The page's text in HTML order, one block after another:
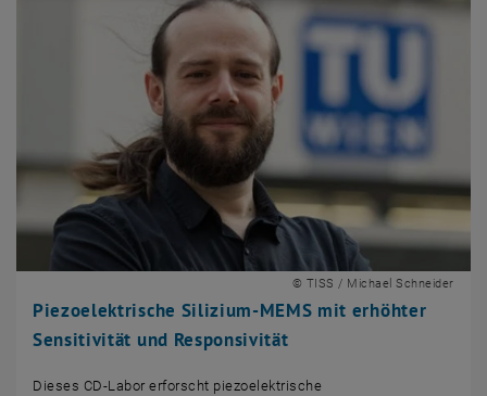
Piezoelektrische Silizium-MEMS mit erhöhter
Sensitivität und Responsivität
© TISS / Michael Schneider
Dieses CD-Labor erforscht piezoelektrische